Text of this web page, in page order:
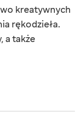
kreatywnych
rękodzieła.
a także